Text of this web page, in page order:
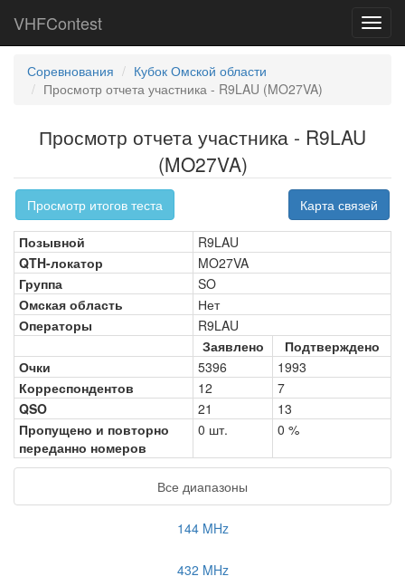
VHFContest
Соревнования
Кубок Омской области
Просмотр отчета участника - R9LAU (MO27VA)
Просмотр отчета участника - R9LAU
(MO27VA)
Просмотр итогов теста Карта связей
Позывной
R9LAU
QTH-локатор
MO27VA
Группа
SO
Омская область
Нет
Операторы
R9LAU
Заявлено
Подтверждено
Очки
5396
1993
Корреспондентов
12
7
QSO
21
13
Пропущено и повторно
переданно номеров
0 шт. 0 %
Все диапазоны
144 MHz
432 MHz